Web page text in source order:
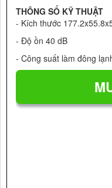
THÔNG SỐ KỸ THUẬT
- Kích thước
- Độ ồn 40 dB
- Công suất làm đông